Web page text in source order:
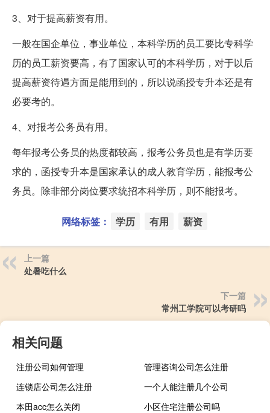
3、对于提高薪资有用。
一般在国企单位，事业单位，本科学历的员工要比专科学
历的员工薪资要高，有了国家认可的本科学历，对于以后
提高薪资待遇方面是能用到的，所以说函授专升本还是有
必要考的。
4、对报考公务员有用。
每年报考公务员的热度都较高，报考公务员也是有学历要
求的，函授专升本是国家承认的成人教育学历，能报考公
务员。除非部分岗位要求统招本科学历，则不能报考。
网络标签： 学历 有用 薪资
上一篇
处暑吃什么
下一篇
常州工学院可以考研吗
相关问题
注册公司如何管理
管理咨询公司怎么注册
连锁店公司怎么注册
一个人能注册几个公司
本田acc怎么关闭
小区住宅注册公司吗